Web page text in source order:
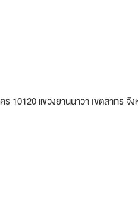
10120 แขวงยานนาวา เขตสาทร จั